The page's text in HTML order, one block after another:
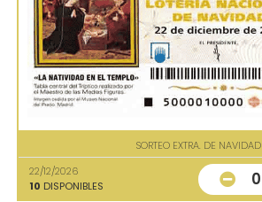
SORTEO EXTRA. DE NAVIDAD
22/12/2026
10 DISPONIBLES 0